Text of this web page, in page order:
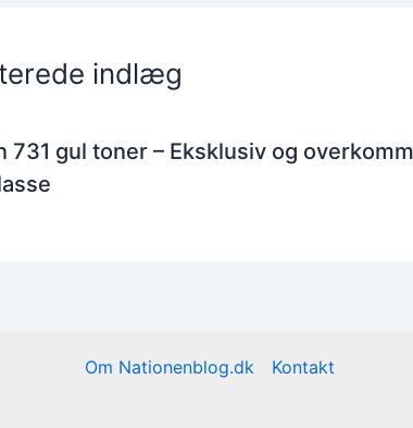
indlæg
731 gul toner – Eksklusiv og
Om Nationenblog.dk Kontakt